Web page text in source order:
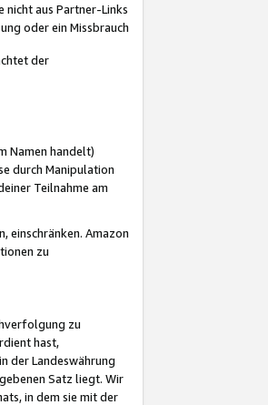
nicht aus Partner-Links
oder ein Missbrauch
der
Namen handelt)
durch Manipulation
Teilnahme am
einschränken. Amazon
zu
zu
hast,
der Landeswährung
Satz liegt. Wir
in dem sie mit der